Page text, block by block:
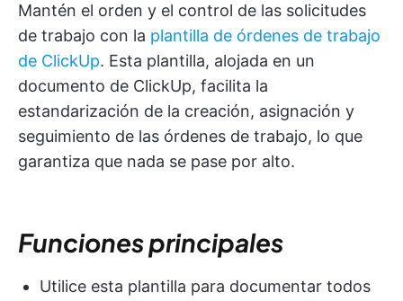
Mantén el orden y el control de las solicitudes
de trabajo con la plantilla de órdenes de trabajo
de ClickUp. Esta plantilla, alojada en un
documento de ClickUp, facilita la
estandarización de la creación, asignación y
seguimiento de las órdenes de trabajo, lo que
garantiza que nada se pase por alto.
Funciones principales
Utilice esta plantilla para documentar todos